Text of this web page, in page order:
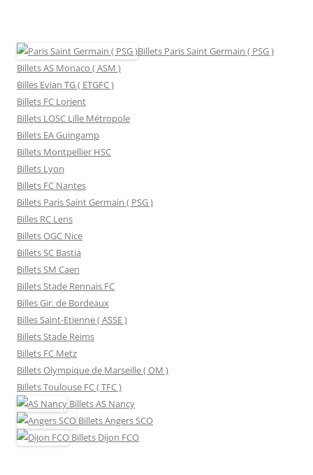
Billets Paris Saint Germain ( PSG )
Billets AS Monaco ( ASM )
Billes Evian TG ( ETGFC )
Billets FC Lorient
Billets LOSC Lille Métropole
Billets EA Guingamp
Billets Montpellier HSC
Billets Lyon
Billets FC Nantes
Billets Paris Saint Germain ( PSG )
Billes RC Lens
Billets OGC Nice
Billets SC Bastia
Billets SM Caen
Billets Stade Rennais FC
Billes Gir. de Bordeaux
Billes Saint-Etienne ( ASSE )
Billets Stade Reims
Billets FC Metz
Billets Olympique de Marseille ( OM )
Billets Toulouse FC ( TFC )
BilletsAS Nancy
BilletsAngers SCO
Billets Dijon FCO